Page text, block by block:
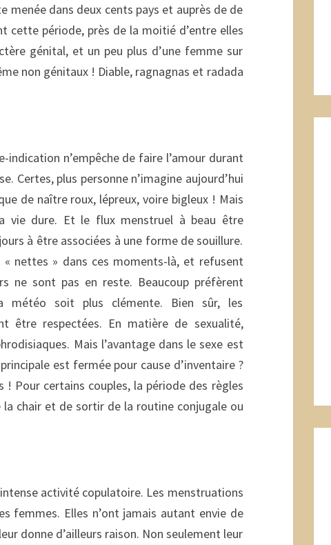
menée dans deux cents pays et auprès de de
cette période, près de la moitié d’entre elles
génital, et un peu plus d’une femme sur
non génitaux ! Diable, ragnagnas et radada
indication n’empêche de faire l’amour durant
Certes, plus personne n’imagine aujourd’hui
de naître roux, lépreux, voire bigleux ! Mais
vie dure. Et le flux menstruel à beau être
à être associées à une forme de souillure.
nettes » dans ces moments-là, et refusent
ne sont pas en reste. Beaucoup préfèrent
météo soit plus clémente. Bien sûr, les
être respectées. En matière de sexualité,
Mais l’avantage dans le sexe est
est fermée pour cause d’inventaire ?
! Pour certains couples, la période des règles
la chair et de sortir de la routine conjugale ou
activité copulatoire. Les menstruations
femmes. Elles n’ont jamais autant envie de
donne d’ailleurs raison. Non seulement leur